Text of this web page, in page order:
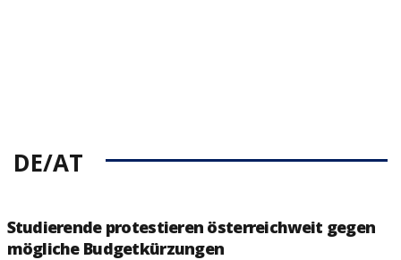
DE/AT
Studierende protestieren österreichweit gegen
mögliche Budgetkürzungen